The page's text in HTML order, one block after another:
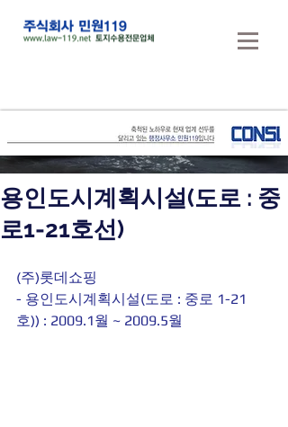
용인도시계획시설(도로 : 중
로1-21호선)
(주)롯데쇼핑
- 용인도시계획시설(도로 : 중로 1-21
호)) : 2009.1월 ~ 2009.5월